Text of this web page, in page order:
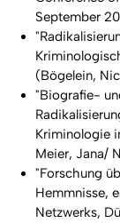
September
(Bögelein,
"Biografie-
Kriminologie
Meier, Jana/
"Forschung
Hemmnisse,
Netzwerks,